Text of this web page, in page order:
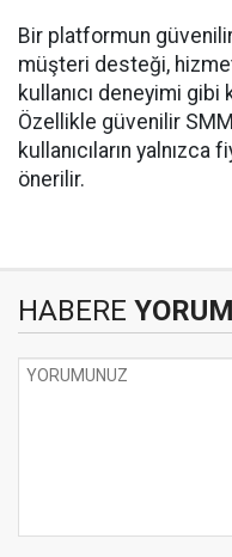
Bir platformun güvenilir
müşteri desteği,
kullanıcı deneyimi
Özellikle güvenilir
kullanıcıların
önerilir.
HABERE